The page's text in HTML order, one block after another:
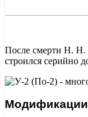
После смерти Н. Н.
строился серийно
Модификации